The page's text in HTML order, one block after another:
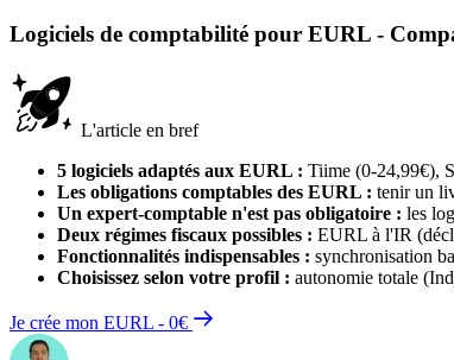
Logiciels de comptabilité pour EURL -
L'article en bref
5 logiciels adaptés aux EURL : Tiime (0-24,99€),
Les obligations comptables des EURL : tenir un
Un expert-comptable n'est pas obligatoire : les
Deux régimes fiscaux possibles : EURL à l'IR
Fonctionnalités indispensables : synchronisation
Choisissez selon votre profil : autonomie totale
Je crée mon EURL - 0€